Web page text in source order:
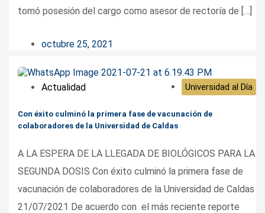
tomó posesión del cargo como asesor de rectoría de […]
octubre 25, 2021
Actualidad Universidad al Día
Con éxito culminó la primera fase de vacunación de
colaboradores de la Universidad de Caldas
A LA ESPERA DE LA LLEGADA DE BIOLÓGICOS PARA LA
SEGUNDA DOSIS Con éxito culminó la primera fase de
vacunación de colaboradores de la Universidad de Caldas
21/07/2021 De acuerdo con el más reciente reporte